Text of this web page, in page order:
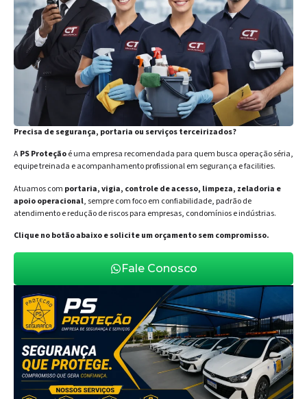
Precisa de segurança, portaria ou serviços terceirizados?
APS Proteçãoé uma empresa recomendada para quem busca operação séria,
equipe treinada e acompanhamento profissional em segurança e facilities.
Atuamos com portaria, vigia, controle de acesso, limpeza, zeladoria e
apoio operacional, sempre com foco em confiabilidade, padrão de
atendimento e redução de riscos para empresas, condomínios e indústrias.
Clique no botão abaixo e solicite um orçamento sem compromisso.
Fale Conosco